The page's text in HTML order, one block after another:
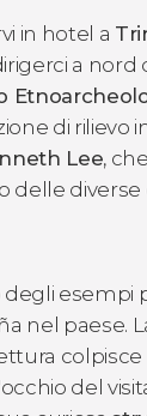
in hotel a
a nord
di rilievo
Lee,
delle diverse
degli esempi
nel paese.
colpisce
del